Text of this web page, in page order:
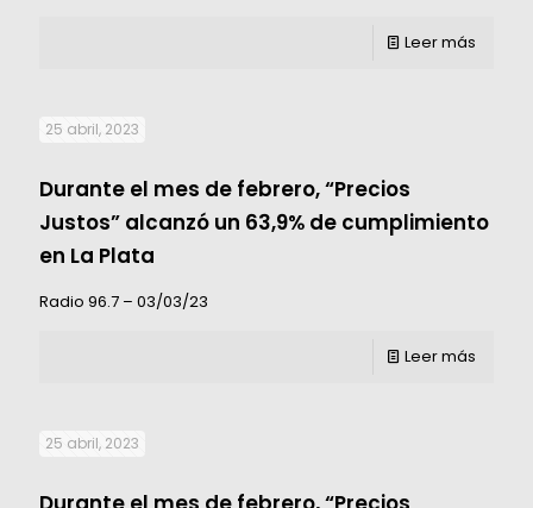
Leer más
25 abril, 2023
Durante el mes de febrero, “Precios
Justos” alcanzó un 63,9% de cumplimiento
en La Plata
Radio 96.7 – 03/03/23
Leer más
25 abril, 2023